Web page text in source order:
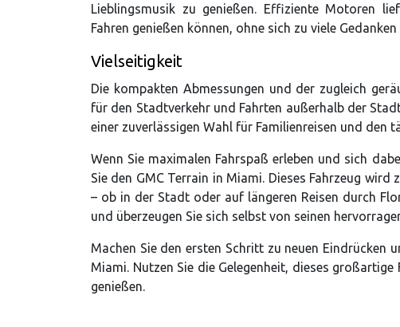
Lieblingsmusik zu genießen. Effiziente Motoren
Fahren genießen können, ohne sich zu viele
Vielseitigkeit
Die kompakten Abmessungen und der zugleich
für den Stadtverkehr und Fahrten außerhalb der
einer zuverlässigen Wahl für Familienreisen und den
Wenn Sie maximalen Fahrspaß erleben und sich
Sie den GMC Terrain in Miami. Dieses Fahrzeug
– ob in der Stadt oder auf längeren Reisen durch
und überzeugen Sie sich selbst von seinen
Machen Sie den ersten Schritt zu neuen
Miami. Nutzen Sie die Gelegenheit, dieses
genießen.